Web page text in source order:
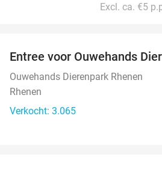
Excl. ca. €5
Entree voor Ouwehands
Ouwehands Dierenpark Rhenen
Rhenen
Verkocht: 3.065